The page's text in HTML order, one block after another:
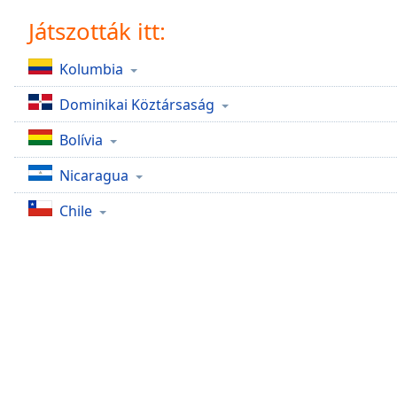
Chapters
Descriptions
descriptions
off,
selected
Subtitles
subtitles
Játszották itt:
Kolumbia
Dominikai Köztársaság
Bolívia
Nicaragua
Chile